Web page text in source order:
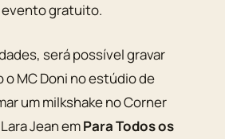
evento gratuito.
será possível gravar
o MC Doni no estúdio de
um milkshake no Corner
Jean emPara Todos os